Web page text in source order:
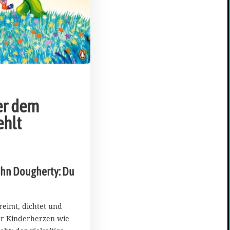
dem
Dougherty: Du
dichtet und
Kinderherzen wie